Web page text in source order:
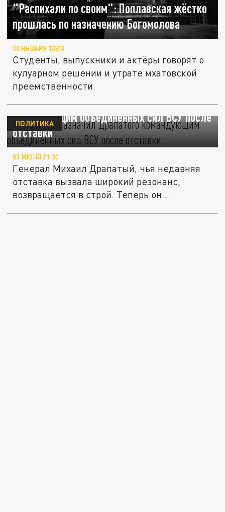
"Распихали по своим": Поплавская жёстко
прошлась по назначению Богомолова
30 ЯНВАРЯ 13:03
Студенты, выпускники и актёры говорят о
кулуарном решении и утрате мхатовской
преемственности.
Зеленский назначил Драпатого
командующим объединённых сил ВСУ после
отставки
ПОЛИТИКА
03 ИЮНЯ 21:30
Генерал Михаил Драпатый, чья недавняя
отставка вызвала широкий резонанс,
возвращается в строй. Теперь он...